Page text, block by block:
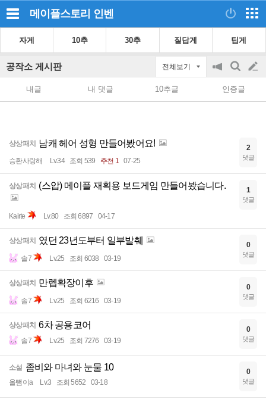
메이플스토리 인벤
자게 10추 30추 질답게 팁게
공작소 게시판 전체보기
공
on/off
검
색
글
쓰
내글 내 댓글 10추글 인증글
상상패치 남캐 헤어 성형 만들어봤어요!
승환사랑해 Lv.34 조회 539 추천 1 07-25
2
댓글
상상패치 (스압) 메이플 재획용 보드게임 만들어봤습니다.
Kairte Lv.80 조회 6897 04-17
1
댓글
상상패치 였던 23년도부터 일부발췌
솔7 Lv.25 조회 6038 03-19
0
댓글
상상패치 만렙확장이후
솔7 Lv.25 조회 6216 03-19
0
댓글
상상패치 6차 공용코어
솔7 Lv.25 조회 7276 03-19
0
댓글
소설 좀비와 마녀와 눈물 10
올뺌이a Lv.3 조회 5652 03-18
0
댓글